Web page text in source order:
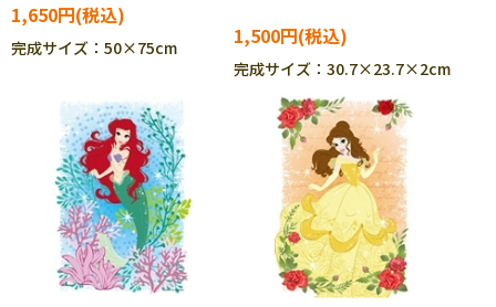
1,650円
完成サイズ：50×75cm 1,500円
完成サイズ：30.7×23.7×2cm